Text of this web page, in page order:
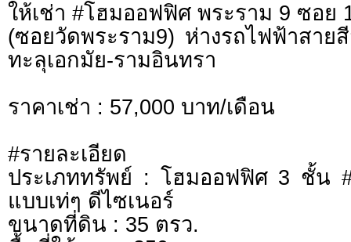
ให้เช่า #โฮมออฟฟิศ พระราม 9 ซอย
(ซอยวัดพระราม9) ห่างรถไฟฟ้าสา
ทะลุเอกมัย-รามอินทรา
ราคาเช่า : 57,000 บาท/เดือน
#รายละเอียด
ประเภททรัพย์ : โฮมออฟฟิศ 3 ชั้น #
แบบเท่ๆ ดีไซเนอร์
ขนาดที่ดิน : 35 ตรว.